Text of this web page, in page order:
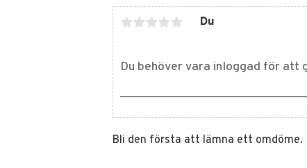
Du
Bli den första att lämna ett omdöme.